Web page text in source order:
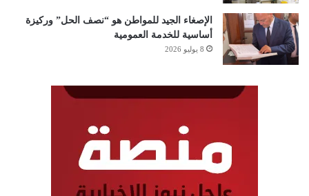
الإصغاء الجيد للمواطن هو “نصف الحل” وركيزة
أساسية للخدمة العمومية
8 يوليو 2026